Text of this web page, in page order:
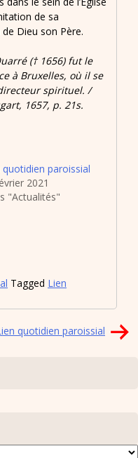
de sa
Dieu son Père.
(† 1656) fut le
à Bruxelles, où il se
spirituel. /
1657, p. 21s.
quotidien paroissial
2021
"Actualités"
Tagged Lien
quotidien paroissial